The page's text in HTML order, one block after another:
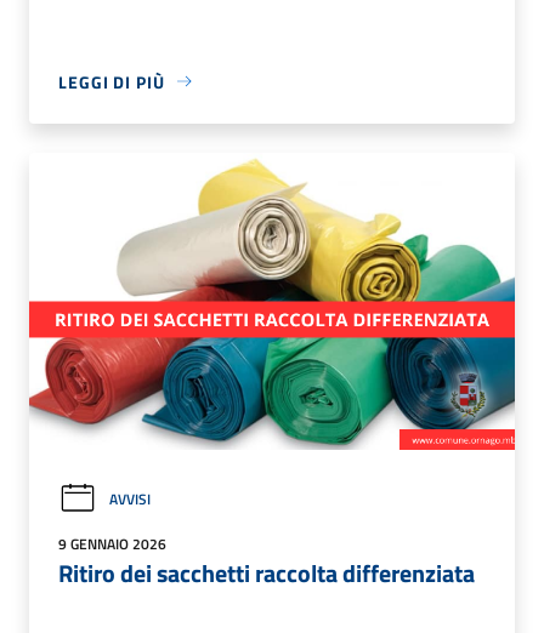
LEGGI DI PIÙ
AVVISI
9 GENNAIO 2026
Ritiro dei sacchetti raccolta differenziata